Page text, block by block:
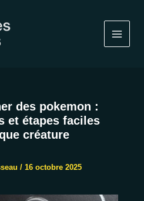
des pokemon :
et étapes faciles
créature
/ 16 octobre 2025